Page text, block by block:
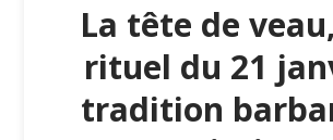
La tête de
rituel du 21
tradition